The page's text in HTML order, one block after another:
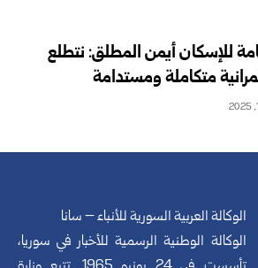
للإسكان أيمن المطلق: نتطلع
متكاملة ومستدامة
الوكالة العربية السورية للأنباء – سانا
الوكالة الوطنية الرسمية للأخبار في سوريا،